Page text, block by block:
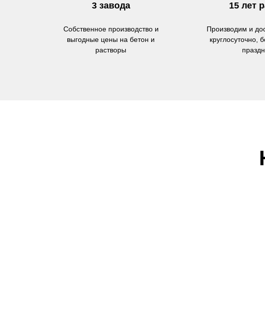
3 завода
Собственное производство и
выгодные цены на бетон и
растворы
15 лет
Производим и
круглосуточно,